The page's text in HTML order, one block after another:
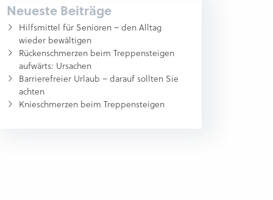
Neueste Beiträge
Hilfsmittel für Senioren – den Alltag
wieder bewältigen
Rückenschmerzen beim Treppensteigen
aufwärts: Ursachen
Barrierefreier Urlaub – darauf sollten Sie
achten
Knieschmerzen beim Treppensteigen